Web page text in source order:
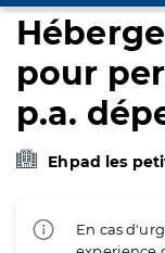
pour
p.a.
Ehpad les
En cas